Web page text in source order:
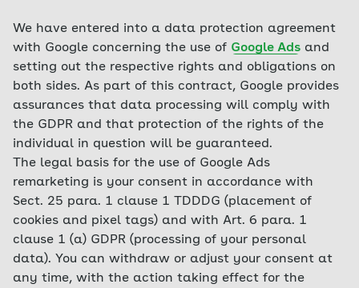
We have entered into a data protection agreement
with Google concerning the use of Google Ads and
setting out the respective rights and obligations on
both sides. As part of this contract, Google provides
assurances that data processing will comply with
the GDPR and that protection of the rights of the
individual in question will be guaranteed.
The legal basis for the use of Google Ads
remarketing is your consent in accordance with
Sect. 25 para. 1 clause 1 TDDDG (placement of
cookies and pixel tags) and with Art. 6 para. 1
clause 1 (a) GDPR (processing of your personal
data). You can withdraw or adjust your consent at
any time, with the action taking effect for the